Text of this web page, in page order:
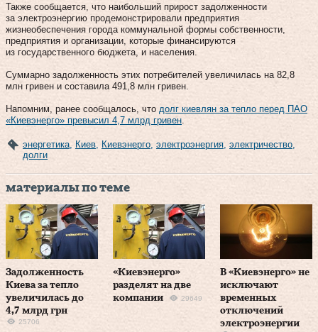
Также сообщается, что наибольший прирост задолженности
за электроэнергию продемонстрировали предприятия
жизнеобеспечения города коммунальной формы собственности,
предприятия и организации, которые финансируются
из государственного бюджета, и населения.
Суммарно задолженность этих потребителей увеличилась на 82,8
млн гривен и составила 491,8 млн гривен.
Напомним, ранее сообщалось, что долг киевлян за тепло перед ПАО
«Киевэнерго» превысил 4,7 млрд гривен
энергетика Киев Киевэнерго электроэнергия электричество
долги
материалы по теме
Задолженность
Киева за тепло
увеличилась до
4,7 млрд грн
25706
«Киевэнерго»
разделят на две
компании
29649
В «Киевэнерго» не
исключают
временных
отключений
электроэнергии